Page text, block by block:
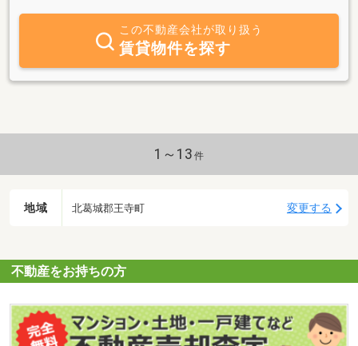
この不動産会社が取り扱う
賃貸物件を探す
1～13 件
地域 北葛城郡王寺町 変更する
不動産をお持ちの方